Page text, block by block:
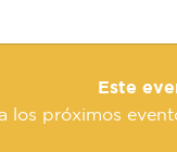
Este
los próximos